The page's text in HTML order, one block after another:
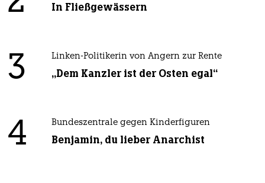
In Fließgewässern
3 Linken-Politikerin von Angern zur Rente
„Dem Kanzler ist der Osten egal“
4 Bundeszentrale gegen Kinderfiguren
Benjamin, du lieber Anarchist